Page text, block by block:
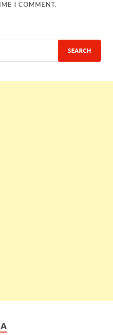
I COMMENT.